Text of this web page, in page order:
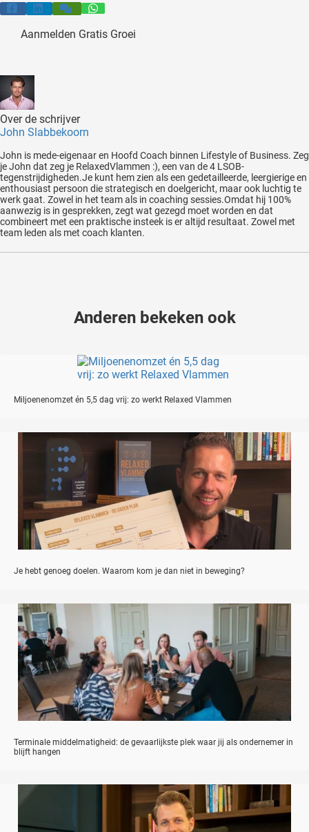
Aanmelden Gratis Groei
Over de schrijver
John Slabbekoorn
John is mede-eigenaar en Hoofd Coach binnen Lifestyle of Business. Zeg
je John dat zeg je RelaxedVlammen :), een van de 4 LSOB-
tegenstrijdigheden.Je kunt hem zien als een gedetailleerde, leergierige en
enthousiast persoon die strategisch en doelgericht, maar ook luchtig te
werk gaat. Zowel in het team als in coaching sessies.Omdat hij 100%
aanwezig is in gesprekken, zegt wat gezegd moet worden en dat
combineert met een praktische insteek is er altijd resultaat. Zowel met
team leden als met coach klanten.
Anderen bekeken ook
Miljoenenomzet én 5,5 dag vrij: zo werkt Relaxed Vlammen
Je hebt genoeg doelen. Waarom kom je dan niet in beweging?
Terminale middelmatigheid: de gevaarlijkste plek waar jij als ondernemer in
blijft hangen